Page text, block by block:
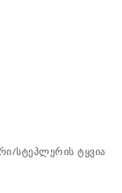
სტეპლერის ტყვია